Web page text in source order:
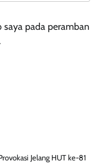
saya pada peramban
Jelang HUT ke-81